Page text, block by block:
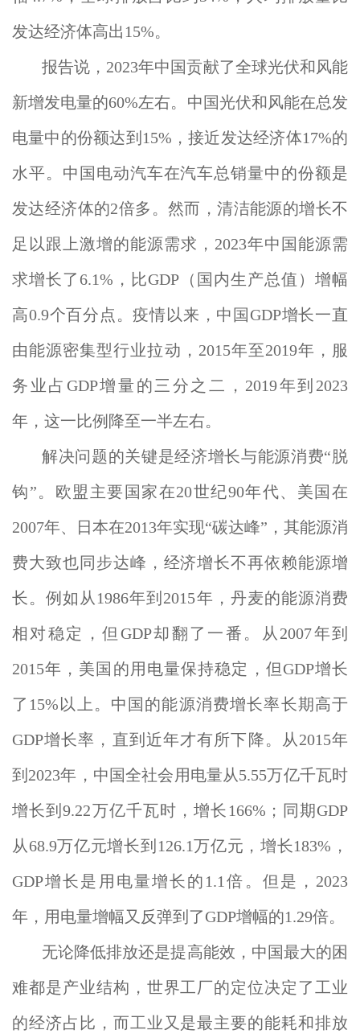
发达经济体高出15%。
报告说，2023年中国贡献了全球光伏和风能
新增发电量的60%左右。中国光伏和风能在总发
电量中的份额达到15%，接近发达经济体17%的
水平。中国电动汽车在汽车总销量中的份额是
发达经济体的2倍多。然而，清洁能源的增长不
足以跟上激增的能源需求，2023年中国能源需
求增长了6.1%，比GDP（国内生产总值）增幅
高0.9个百分点。疫情以来，中国GDP增长一直
由能源密集型行业拉动，2015年至2019年，服
务业占GDP增量的三分之二，2019年到2023
年，这一比例降至一半左右。
解决问题的关键是经济增长与能源消费“脱
钩”。欧盟主要国家在20世纪90年代、美国在
2007年、日本在2013年实现“碳达峰”，其能源消
费大致也同步达峰，经济增长不再依赖能源增
长。例如从1986年到2015年，丹麦的能源消费
相对稳定，但GDP却翻了一番。从2007年到
2015年，美国的用电量保持稳定，但GDP增长
了15%以上。中国的能源消费增长率长期高于
GDP增长率，直到近年才有所下降。从2015年
到2023年，中国全社会用电量从5.55万亿千瓦时
增长到9.22万亿千瓦时，增长166%；同期GDP
从68.9万亿元增长到126.1万亿元，增长183%，
GDP增长是用电量增长的1.1倍。但是，2023
年，用电量增幅又反弹到了GDP增幅的1.29倍。
无论降低排放还是提高能效，中国最大的困
难都是产业结构，世界工厂的定位决定了工业
的经济占比，而工业又是最主要的能耗和排放